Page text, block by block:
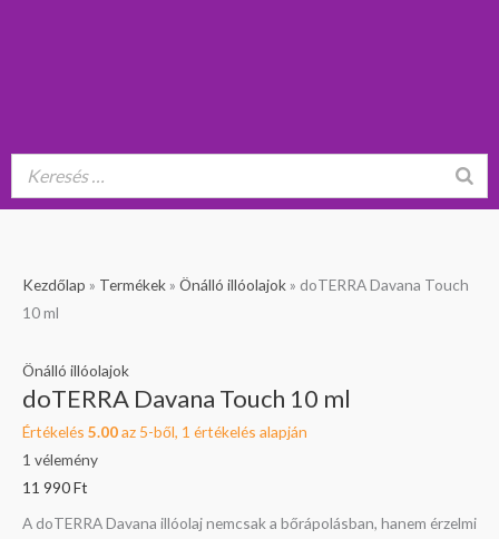
Kezdőlap » Termékek » Önálló illóolajok » doTERRA Davana Touch
10 ml
Önálló illóolajok
doTERRA Davana Touch 10 ml
Értékelés 5.00az 5-ből, 1 értékelés alapján
1 vélemény
11 990Ft
A doTERRA Davana illóolaj nemcsak a bőrápolásban, hanem érzelmi